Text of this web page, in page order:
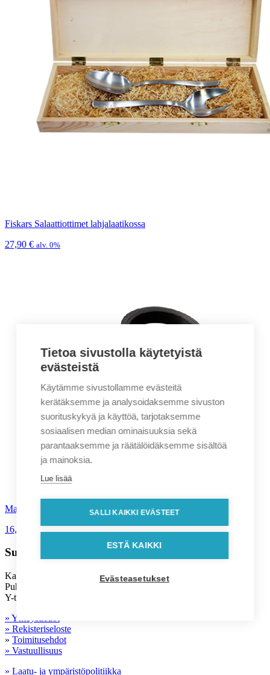
Fiskars Salaattiottimet lahjalaatikossa
27,90 € alv. 0%
Majamoo T1B pannunalunen musta pieni
16,90
Suomen Kolibri Oy
Kalevantie 7, 33100 Tampere kolibri(a)suomenkolibri.fi
Puh. (03) 345 45 000
Y-tunnus: 0833183-2
» Yhteystiedot
» Rekisteriseloste
» Toimitusehdot
» Vastuullisuus
» Laatu- ja ympäristöpolitiikka
Tietoa sivustolla käytetyistä
evästeistä
Käytämme sivustollamme evästeitä
kerätäksemme ja analysoidaksemme sivuston
suorituskykyä ja käyttöä, tarjotaksemme
sosiaalisen median ominaisuuksia sekä
parantaaksemme ja räätälöidäksemme sisältöä
ja mainoksia.
Lue lisää
SALLI KAIKKI EVÄSTEET
ESTÄ KAIKKI
Evästeasetukset